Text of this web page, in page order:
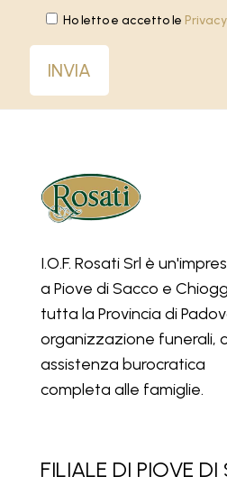
Ho letto e accetto le
I.O.F. Rosati Srl è
a Piove di Sacco e
tutta la Provincia di
organizzazione funerali,
assistenza burocratica
completa alle famiglie.
FILIALE DI PIOVE